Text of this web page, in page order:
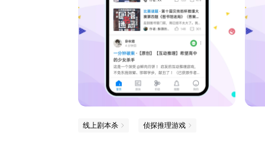
线上剧本杀 侦探推理游戏